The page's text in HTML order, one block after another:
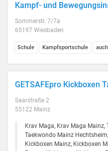
Kampf- und
Sommerstr. 7/7a
65197 Wiesbaden
Schule Kampfsportschule
GETSAFEpro Kickboxen
Saarstraße 2
55122 Mainz
Krav Maga, Krav Maga Mainz,
Taekwondo Mainz
Kickboxen Mainz, Kickboxen